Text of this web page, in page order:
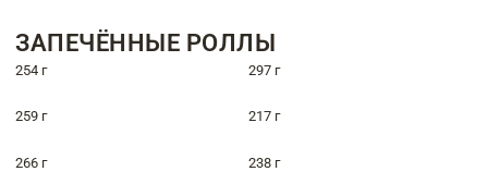
ЗАПЕЧЁННЫЕ РОЛЛЫ
254 г 297 г
259 г 217 г
266 г 238 г